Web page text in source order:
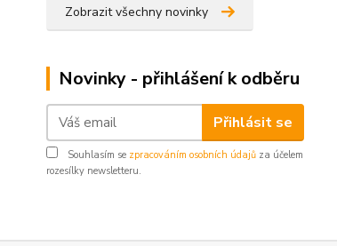
Zobrazit všechny novinky
Novinky - přihlášení k odběru
Přihlásit se
Souhlasím se zpracováním osobních údajů za účelem
rozesílky newsletteru.